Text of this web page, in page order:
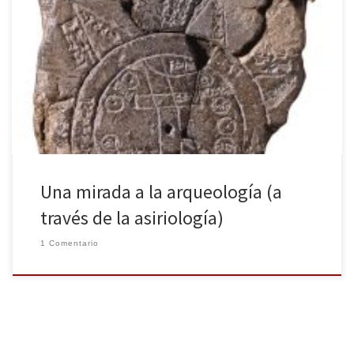
De alguna forma, nuestros gustos y aficiones nos acompañan a lo
largo del tiempo. Hace catorce años, durante una estancia de
estudios en el extranjero, compré en los bouquinistes de París un
libro de Paul Garelli sobre L’Assyriologie (1964), dentro de la
colección enciclopédica de pequeños volúmenes «Que sais-je ?»
No […]
Una mirada a la arqueología (a
través de la asiriología)
1 Comentario